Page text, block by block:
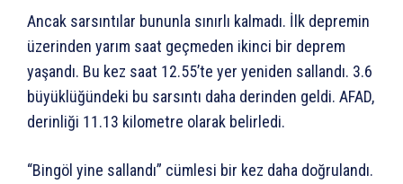
Ancak sarsıntılar bununla sınırlı kalmadı. İlk depremin
üzerinden yarım saat geçmeden ikinci bir deprem
yaşandı. Bu kez saat 12.55’te yer yeniden sallandı. 3.6
büyüklüğündeki bu sarsıntı daha derinden geldi. AFAD,
derinliği 11.13 kilometre olarak belirledi.
“Bingöl yine sallandı” cümlesi bir kez daha doğrulandı.